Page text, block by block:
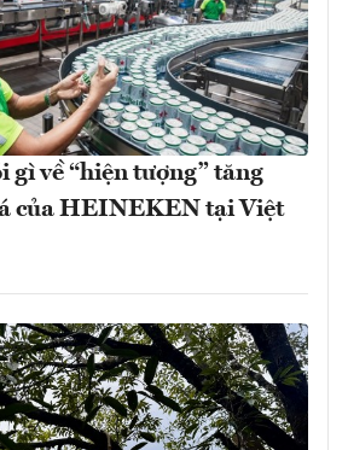
gì về “hiện tượng” tăng
của HEINEKEN tại Việt